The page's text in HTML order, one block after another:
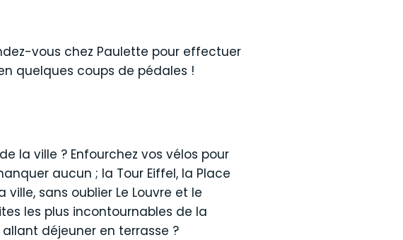
vous chez Paulette pour effectuer
quelques coups de pédales !
la ville ? Enfourchez vos vélos pour
aucun ; la Tour Eiffel, la Place
sans oublier Le Louvre et le
les plus incontournables de la
déjeuner en terrasse ?